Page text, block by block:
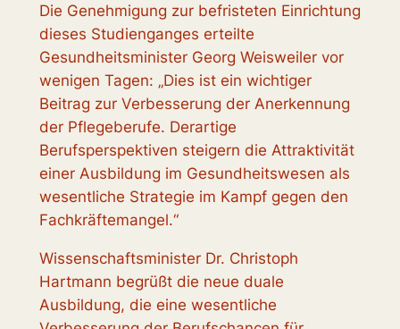
Die Genehmigung zur befristeten Einrichtung
dieses Studienganges erteilte
Gesundheitsminister Georg Weisweiler vor
wenigen Tagen: „Dies ist ein wichtiger
Beitrag zur Verbesserung der Anerkennung
der Pflegeberufe. Derartige
Berufsperspektiven steigern die Attraktivität
einer Ausbildung im Gesundheitswesen als
wesentliche Strategie im Kampf gegen den
Fachkräftemangel.“
Wissenschaftsminister Dr. Christoph
Hartmann begrüßt die neue duale
Ausbildung, die eine wesentliche